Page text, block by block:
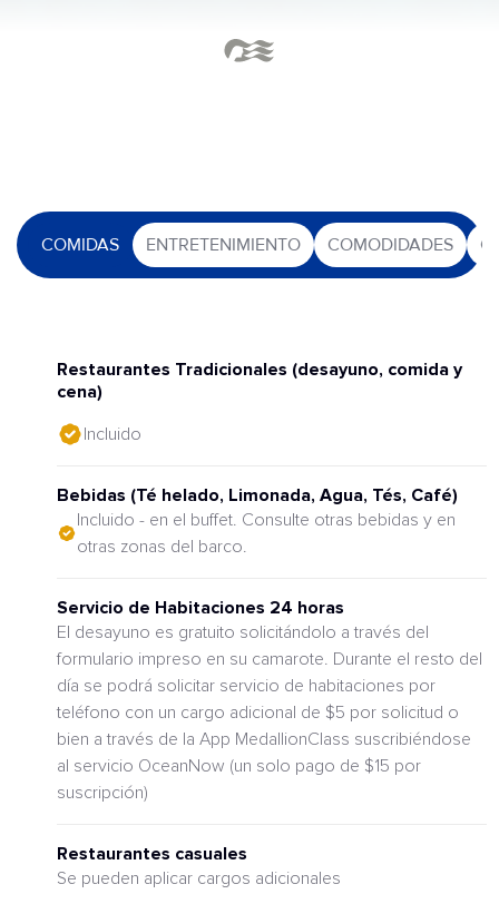
COMIDAS ENTRETENIMIENTO COMODIDADES
Restaurantes Tradicionales (desayuno, comida y
cena)
Incluido
Bebidas (Té helado, Limonada, Agua, Tés, Café)
Incluido - en el buffet. Consulte otras bebidas y en
otras zonas del barco.
Servicio de Habitaciones 24 horas
El desayuno es gratuito solicitándolo a través del
formulario impreso en su camarote. Durante el resto del
día se podrá solicitar servicio de habitaciones por
teléfono con un cargo adicional de $5 por solicitud o
bien a través de la App MedallionClass suscribiéndose
al servicio OceanNow (un solo pago de $15 por
suscripción)
Restaurantes casuales
Se pueden aplicar cargos adicionales